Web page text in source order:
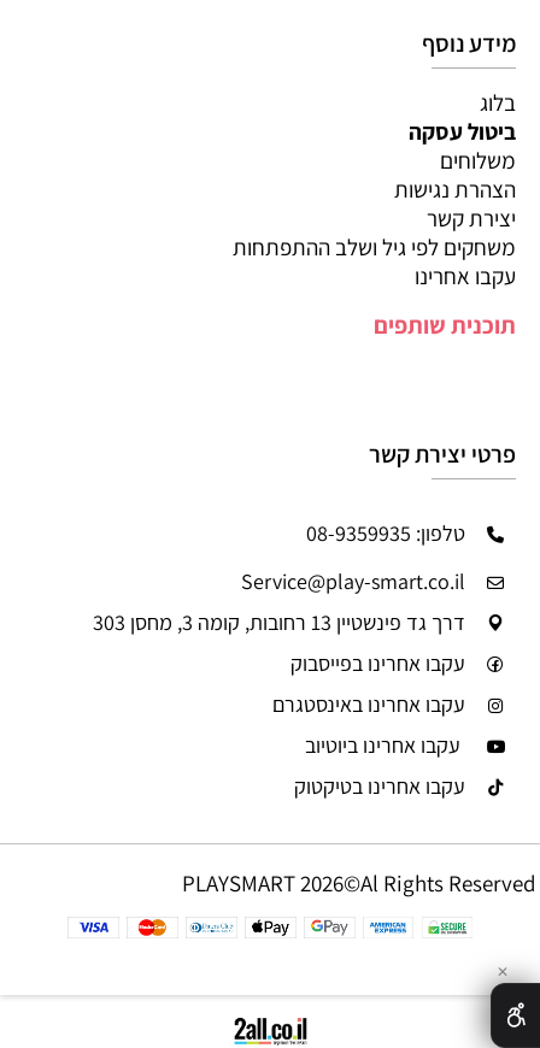
מידע נוסף
בלוג
ביטול עסקה
משלוחים
הצהרת נגישות
יצירת קשר
משחקים לפי גיל ושלב ההתפתחות
עקבו אחרינו
תוכנית שותפים
פרטי יצירת קשר
טלפון: 08-9359935
Service@play-smart.co.il
דרך גד פינשטיין 13 רחובות, קומה 3, מחסן 303
עקבו אחרינו בפייסבוק
עקבו אחרינו באינסטגרם
עקבו אחרינו ביוטיוב
עקבו אחרינו בטיקטוק
PLAYSMART 2026©Al Rights Reserved
✕